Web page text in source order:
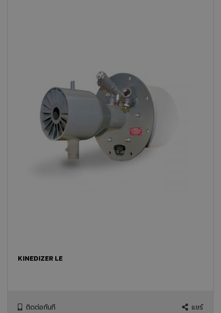
KINEDIZER LE
ติดต่อทันที แชร์